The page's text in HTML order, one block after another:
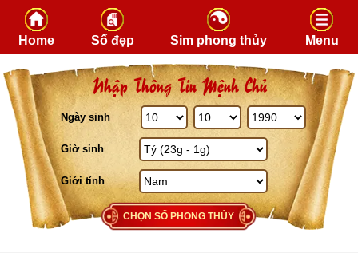
Skip to content
Home Số đẹp Sim phong thủy Menu
Nhập Thông Tin Mệnh Chủ
Ngày sinh
Giờ sinh
Giới tính
CHỌN SỐ PHONG THỦY